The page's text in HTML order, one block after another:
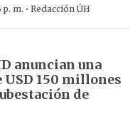
p. m. · Redacción ÚH
anuncian una
150 millones
de